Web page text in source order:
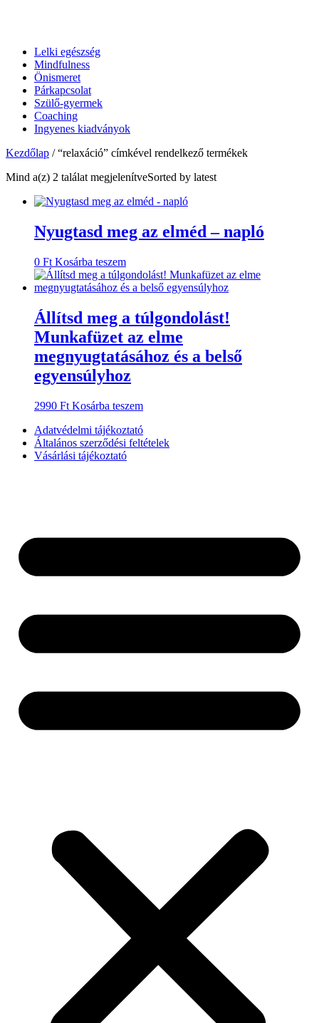
Lelki egészség
Mindfulness
Önismeret
Párkapcsolat
Szülő-gyermek
Coaching
Ingyenes kiadványok
Kezdőlap / “relaxáció” címkével rendelkező termékek
Mind a(z) 2 találat megjelenítveSorted by latest
Nyugtasd meg az elméd – napló
0 Ft Kosárba teszem
Állítsd meg a túlgondolást!
Munkafüzet az elme
megnyugtatásához és a belső
egyensúlyhoz
2990 Ft Kosárba teszem
Adatvédelmi tájékoztató
Általános szerződési feltételek
Vásárlási tájékoztató